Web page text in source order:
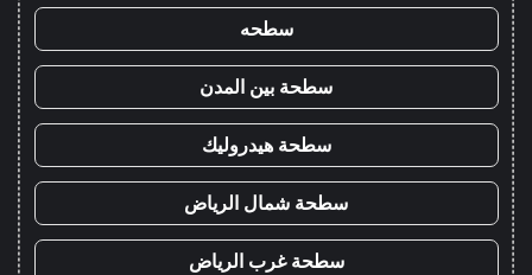
سطحه
سطحة بين المدن
سطحة هيدروليك
سطحة شمال الرياض
سطحة غرب الرياض